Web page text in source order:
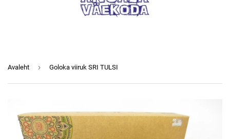
Avaleht › Goloka viiruk SRI TULSI